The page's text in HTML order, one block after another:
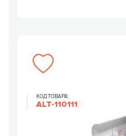
КОД ТОВАРА:
ALT-110111